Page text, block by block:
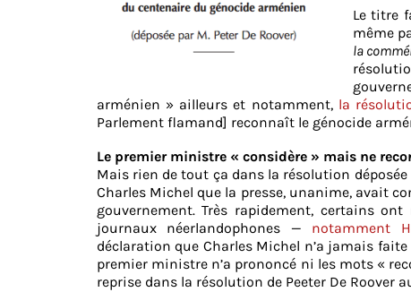
Le titre
même
la
arménien » ailleurs et notamment, la
Parlement flamand] reconnaît le génocide
Le premier ministre « considère » mais ne
Mais rien de tout ça dans la résolution
Charles Michel que la presse, unanime, avait
gouvernement. Très rapidement, certains
journaux néerlandophones — notamment
déclaration que Charles Michel n’a jamais faite
premier ministre n’a prononcé ni les mots «
reprise dans la résolution de Peeter De Roover